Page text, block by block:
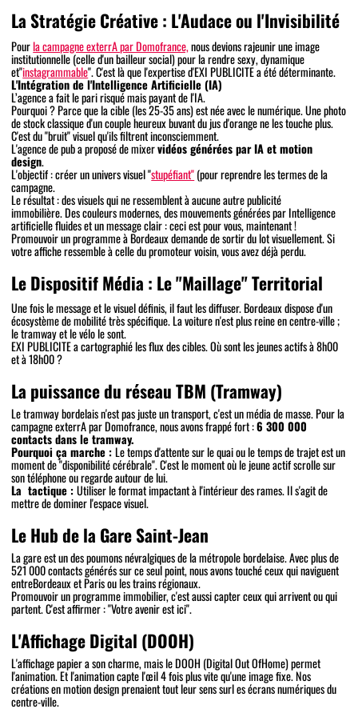
La Stratégie Créative : L'Audace ou l'Invisibilité
Pourla campagne exterrA par Domofrance,nous devions rajeunir une image
institutionnelle (celle d'un bailleur social) pour la rendre sexy, dynamique
et"instagrammable". C'est là que l'expertise d'EXI PUBLICITE a été déterminante.
L'Intégration de l'Intelligence Artificielle (IA)
L’agence a fait le pari risqué mais payant de l'IA.
Pourquoi ? Parce que la cible (les 25-35 ans) est née avec le numérique. Une photo
de stock classique d'un couple heureux buvant du jus d'orange ne les touche plus.
C'est du "bruit" visuel qu'ils filtrent inconsciemment.
L'agence de pub a proposé de mixervidéos générées par IA et motion
design.
L'objectif : créer un univers visuel "stupéfiant"(pour reprendre les termes de la
campagne.
Le résultat : des visuels qui ne ressemblent à aucune autre publicité
immobilière. Des couleurs modernes, des mouvements générées par Intelligence
artificielle fluides et un message clair : ceci est pour vous, maintenant !
Promouvoir un programme à Bordeaux demande de sortir du lot visuellement. Si
votre affiche ressemble à celle du promoteur voisin, vous avez déjà perdu.
Le Dispositif Média : Le "Maillage" Territorial
Une fois le message et le visuel définis, il faut les diffuser. Bordeaux dispose d'un
écosystème de mobilité très spécifique. La voiture n'est plus reine en centre-ville ;
le tramway et le vélo le sont.
EXI PUBLICITE a cartographié les flux des cibles. Où sont les jeunes actifs à 8h00
et à 18h00 ?
La puissance du réseau TBM (Tramway)
Le tramway bordelais n'est pas juste un transport, c'est un média de masse. Pour la
campagne exterrA par Domofrance, nous avons frappé fort :6 300 000
contacts dans le tramway.
Pourquoi ça marche :Le temps d'attente sur le quai ou le temps de trajet est un
moment de "disponibilité cérébrale". C'est le moment où le jeune actif scrolle sur
son téléphone ou regarde autour de lui.
La tactique :Utiliser le format impactant à l'intérieur des rames. Il s'agit de
mettre de dominer l'espace visuel.
Le Hub de la Gare Saint-Jean
La gare est un des poumons névralgiques de la métropole bordelaise. Avec plus de
521 000 contacts générés sur ce seul point, nous avons touché ceux qui naviguent
entreBordeaux et Paris ou les trains régionaux.
Promouvoir un programme immobilier, c'est aussi capter ceux qui arrivent ou qui
partent. C'est affirmer : "Votre avenir est ici".
L'Affichage Digital (DOOH)
L'affichage papier a son charme, mais le DOOH (Digital Out OfHome) permet
l'animation. Et l'animation capte l'œil 4 fois plus vite qu'une image fixe. Nos
créations en motion design prenaient tout leur sens surl es écrans numériques du
centre-ville.